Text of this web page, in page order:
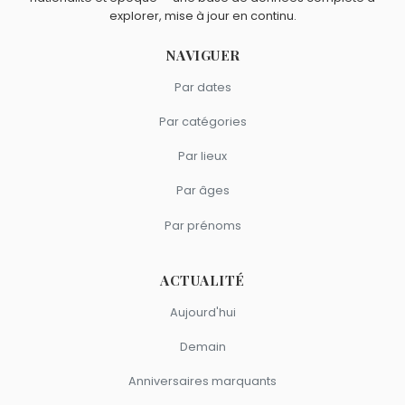
explorer, mise à jour en continu.
NAVIGUER
Par dates
Par catégories
Par lieux
Par âges
Par prénoms
ACTUALITÉ
Aujourd'hui
Demain
Anniversaires marquants